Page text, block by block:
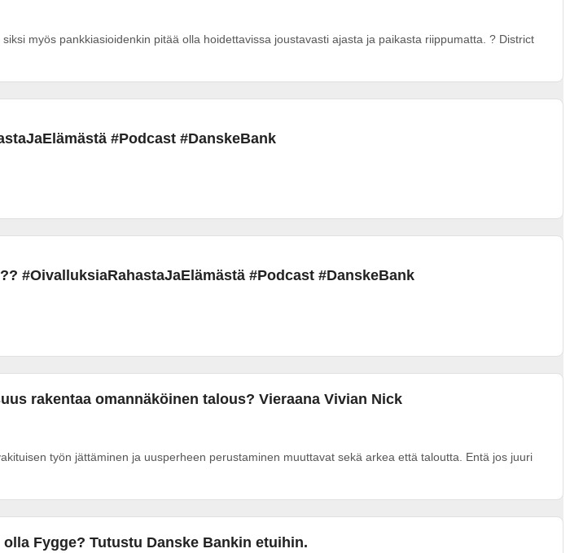
myös pankkiasioidenkin pitää olla hoidettavissa joustavasti ajasta ja paikasta riippumatta. ? District
#Podcast #DanskeBank
#OivalluksiaRahastaJaElämästä #Podcast #DanskeBank
rakentaa omannäköinen talous? Vieraana Vivian Nick
työn jättäminen ja uusperheen perustaminen muuttavat sekä arkea että taloutta. Entä jos juuri
Fygge? Tutustu Danske Bankin etuihin.